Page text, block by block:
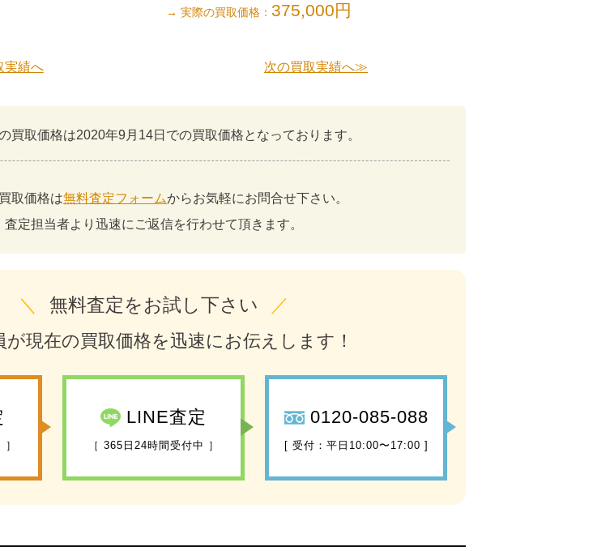
→ 実際の買取価格：375,000円
績へ 次の買取実績へ≫
買取価格は2020年9月14日での買取価格となっております。
取価格は無料査定フォームからお気軽にお問合せ下さい。
査定担当者より迅速にご返信を行わせて頂きます。
＼ 無料査定をお試し下さい ／
が現在の買取価格を迅速にお伝えします！
LINE査定
［ 365日24時間受付中 ］
0120-085-088
[ 受付：平日10:00〜17:00 ]